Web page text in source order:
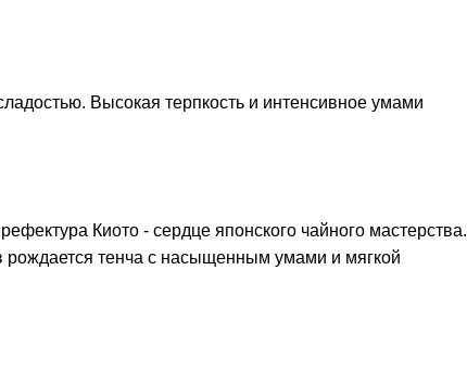
Высокая терпкость и интенсивное умами
Киото - сердце японского чайного мастерства.
тенча с насыщенным умами и мягкой